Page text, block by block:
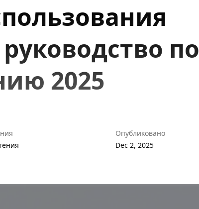
по
2025
Опубликовано
Dec 2, 2025